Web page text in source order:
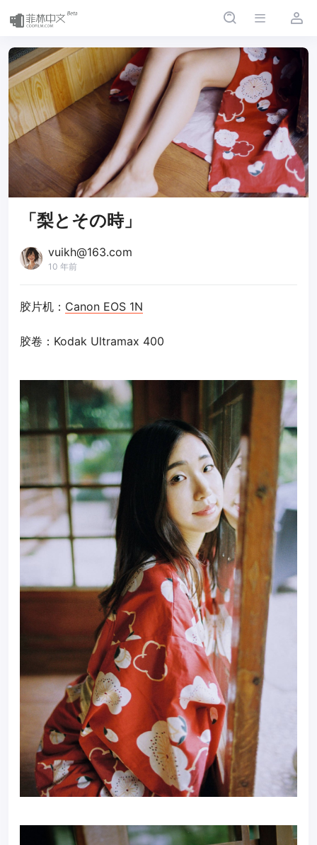
「梨とその時」
vuikh@163.com
10 年前
胶片机： Canon EOS 1N
胶卷：Kodak Ultramax 400